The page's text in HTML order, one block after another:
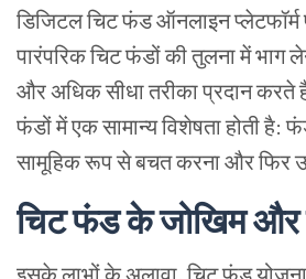
डिजिटल चिट फंड ऑनलाइन
पारंपरिक चिट फंडों की तुलना में
और अधिक सीधा तरीका प्रदान करते
फंडों में एक सामान्य विशेषता होती है:
सामूहिक रूप से बचत करना और फिर
चिट फंड के जोखिम
इसके लाभों के अलावा, चिट फंड